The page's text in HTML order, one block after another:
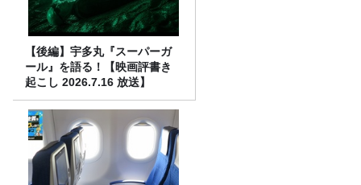
【後編】宇多丸『スーパーガ
ール』を語る！【映画評書き
起こし 2026.7.16 放送】